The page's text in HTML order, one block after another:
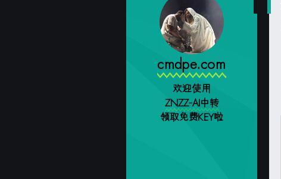
cmdpe.com
欢迎使用
ZNZZ-AI中转
领取免费KEY啦